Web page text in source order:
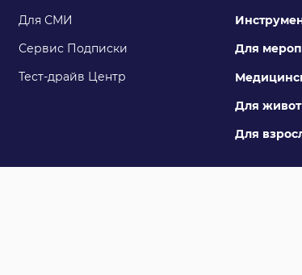
Для СМИ
Сервис Подписки
Тест-драйв Центр
Для
Для
Для